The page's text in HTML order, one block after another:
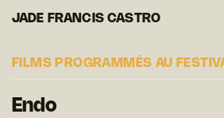
JADE FRANCIS CASTRO
FILMS PROGRAMMÉS AU
Endo